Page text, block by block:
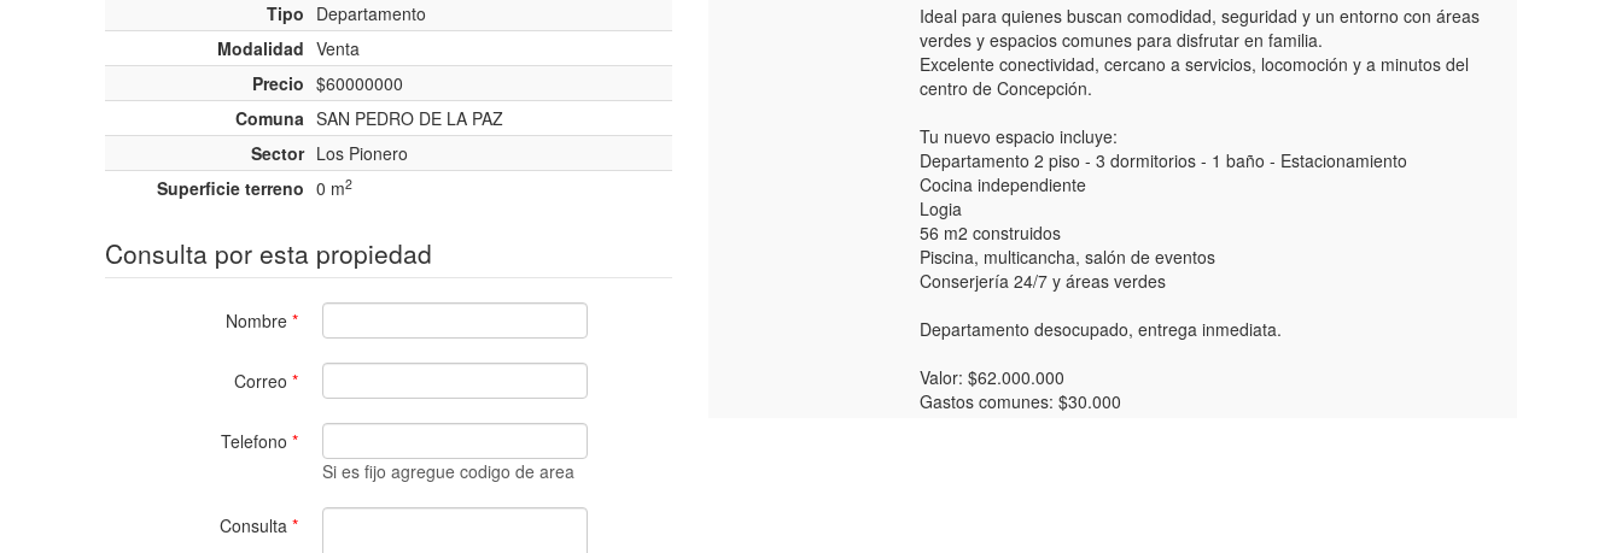
Tipo Departamento
Modalidad Venta
Precio $60000000
Comuna SAN PEDRO DE LA PAZ
Sector Los Pionero
Superficie terreno 0 m2
Consulta por esta propiedad
Nombre *
Correo *
Telefono *
Si es fijo agregue codigo de area
Consulta *
Ideal para quienes buscan comodidad, seguridad y un entorno con áreas
verdes y espacios comunes para disfrutar en familia.
Excelente conectividad, cercano a servicios, locomoción y a minutos del
centro de Concepción.
Tu nuevo espacio incluye:
Departamento 2 piso - 3 dormitorios - 1 baño - Estacionamiento
Cocina independiente
Logia
56 m2 construidos
Piscina, multicancha, salón de eventos
Conserjería 24/7 y áreas verdes
Departamento desocupado, entrega inmediata.
Valor: $62.000.000
Gastos comunes: $30.000